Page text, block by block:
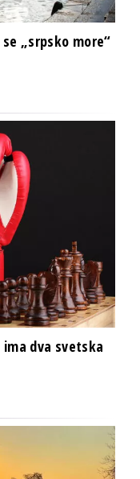
„srpsko more“
ima dva svetska